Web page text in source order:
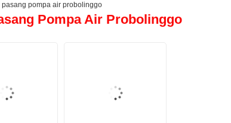
pasang pompa air probolinggo
Pompa Air Probolinggo